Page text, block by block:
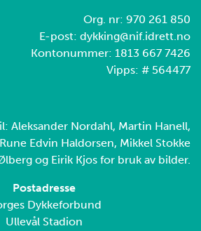
Org. nr: 970 261 850
E-post: dykking@nif.idrett.no
Kontonummer: 1813 667 7426
Vipps: # 564477
Aleksander Nordahl, Martin Hanell,
Rune Edvin Haldorsen, Mikkel Stokke
og Eirik Kjos for bruk av bilder.
Postadresse
Dykkeforbund
Ullevål Stadion